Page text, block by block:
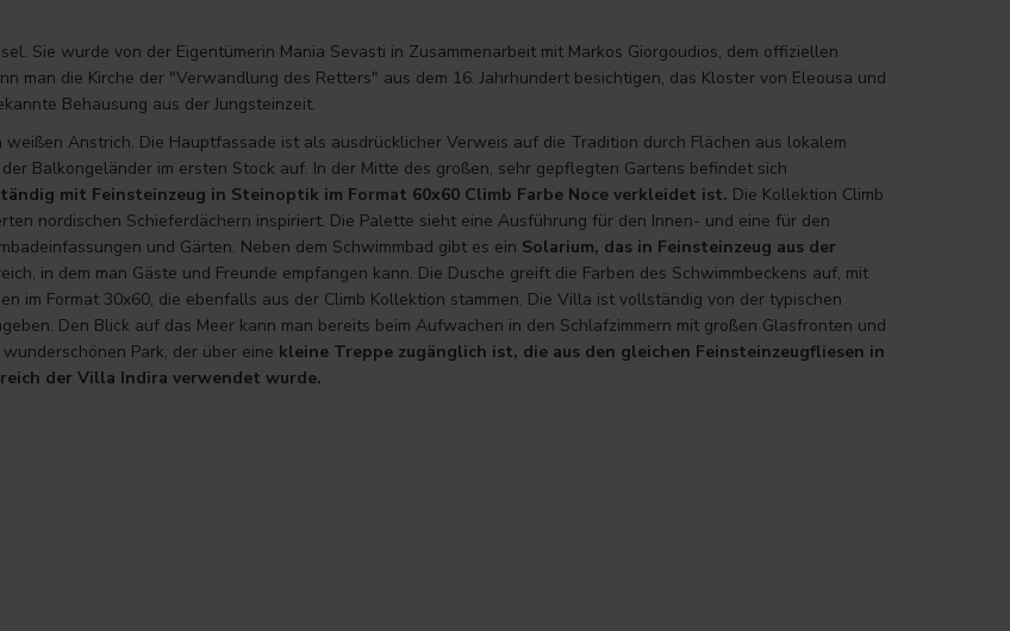
Sie wurde von der Eigentümerin Mania Sevasti in Zusammenarbeit mit Markos Giorgoudios, dem offiziellen
man die Kirche der "Verwandlung des Retters" aus dem 16. Jahrhundert besichtigen, das Kloster von Eleousa und
Behausung aus der Jungsteinzeit.
Anstrich. Die Hauptfassade ist als ausdrücklicher Verweis auf die Tradition durch Flächen aus lokalem
Balkongeländer im ersten Stock auf. In der Mitte des großen, sehr gepflegten Gartens befindet sich
mit Feinsteinzeug in Steinoptik im Format 60x60 Climb Farbe Noce verkleidet ist. Die Kollektion Climb
nordischen Schieferdächern inspiriert. Die Palette sieht eine Ausführung für den Innen- und eine für den
und Gärten. Neben dem Schwimmbad gibt es ein Solarium, das in Feinsteinzeug aus der
in dem man Gäste und Freunde empfangen kann. Die Dusche greift die Farben des Schwimmbeckens auf, mit
im Format 30x60, die ebenfalls aus der Climb Kollektion stammen. Die Villa ist vollständig von der typischen
Den Blick auf das Meer kann man bereits beim Aufwachen in den Schlafzimmern mit großen Glasfronten und
Park, der über eine kleine Treppe zugänglich ist, die aus den gleichen Feinsteinzeugfliesen in
der Villa Indira verwendet wurde.